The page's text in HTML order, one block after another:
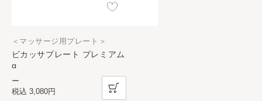
ビカッサプレート プレミアム
α
＜マッサージ用プレート＞
ー
税込 3,080円